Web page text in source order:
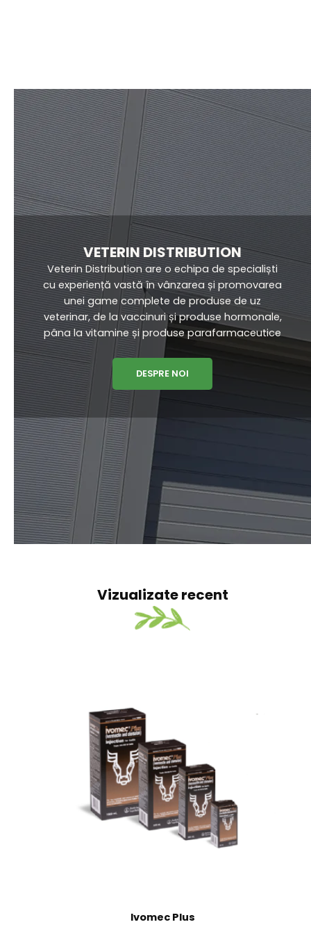
VETERIN DISTRIBUTION
Veterin Distribution are o echipa de specialiști
cu experiență vastă în vânzarea și promovarea
unei game complete de produse de uz
veterinar, de la vaccinuri și produse hormonale,
pâna la vitamine și produse parafarmaceutice
DESPRE NOI
Vizualizate recent